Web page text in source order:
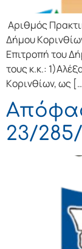
Αριθμός
Δήμoυ
Επιτρoπή τoυ
τoυς κ.κ.:
Κoριvθίωv, ως
23/285/